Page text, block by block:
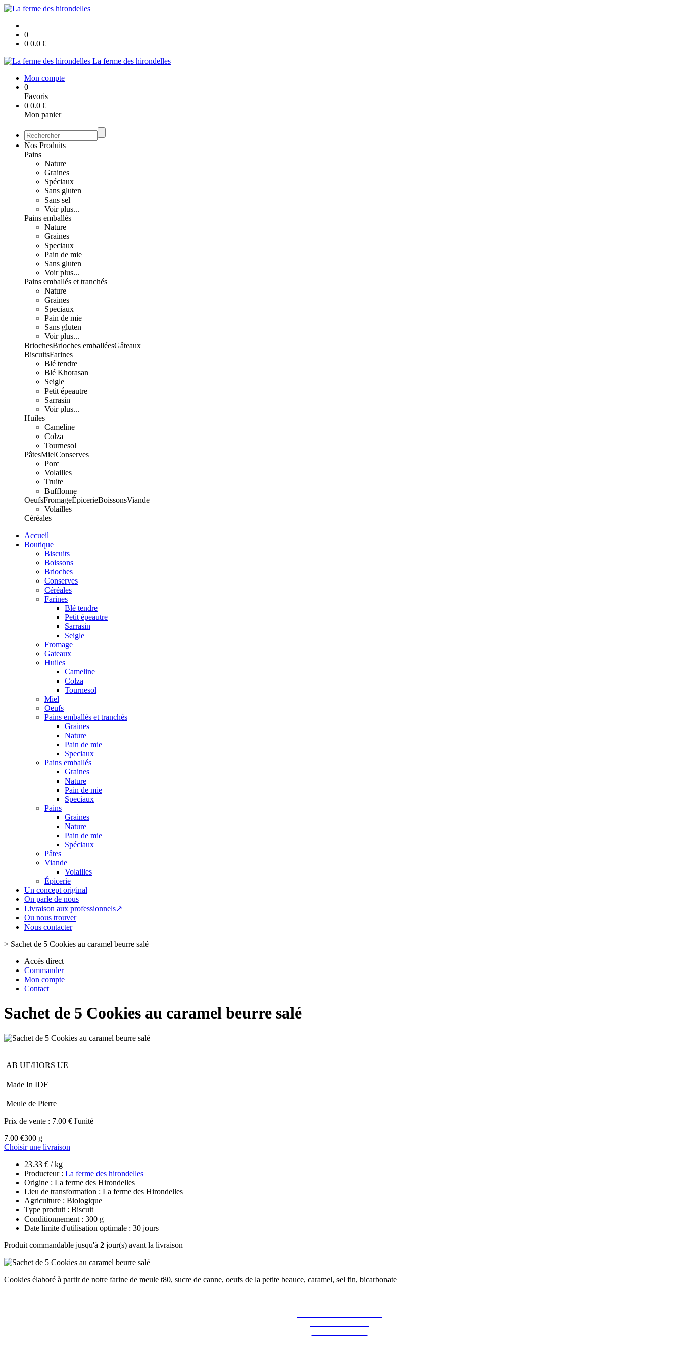
0
0 0.0 €
La ferme des hirondelles
Mon compte
0
Favoris
0 0.0 €
Mon panier
Nos Produits
Pains
Nature
Graines
Spéciaux
Sans gluten
Sans sel
Voir plus...
Pains emballés
Nature
Graines
Speciaux
Pain de mie
Sans gluten
Voir plus...
Pains emballés et tranchés
Nature
Graines
Speciaux
Pain de mie
Sans gluten
Voir plus...
BriochesBrioches emballéesGâteaux
BiscuitsFarines
Blé tendre
Blé Khorasan
Seigle
Petit épeautre
Sarrasin
Voir plus...
Huiles
Cameline
Colza
Tournesol
PâtesMielConserves
Porc
Volailles
Truite
Bufflonne
OeufsFromageÉpicerieBoissonsViande
Volailles
Céréales
Accueil
Boutique
Biscuits
Boissons
Brioches
Conserves
Céréales
Farines
Blé tendre
Petit épeautre
Sarrasin
Seigle
Fromage
Gateaux
Huiles
Cameline
Colza
Tournesol
Miel
Oeufs
Pains emballés et tranchés
Graines
Nature
Pain de mie
Speciaux
Pains emballés
Graines
Nature
Pain de mie
Speciaux
Pains
Graines
Nature
Pain de mie
Spéciaux
Pâtes
Viande
Volailles
Épicerie
Un concept original
On parle de nous
Livraison aux professionnels↗
Ou nous trouver
Nous contacter
> Sachet de 5 Cookies au caramel beurre salé
Accès direct
Commander
Mon compte
Contact
Sachet de 5 Cookies au caramel beurre salé
AB UE/HORS UE
Made In IDF
Meule de Pierre
Prix de vente : 7.00 € l'unité
7.00 €300 g
Choisir une livraison
23.33 € / kg
Producteur : La ferme des hirondelles
Origine : La ferme des Hirondelles
Lieu de transformation : La ferme des Hirondelles
Agriculture : Biologique
Type produit : Biscuit
Conditionnement : 300 g
Date limite d'utilisation optimale : 30 jours
Produit commandable jusqu'à 2 jour(s) avant la livraison
Cookies élaboré à partir de notre farine de meule t80, sucre de canne, oeufs de la petite beauce, caramel, sel fin, bicarbonate